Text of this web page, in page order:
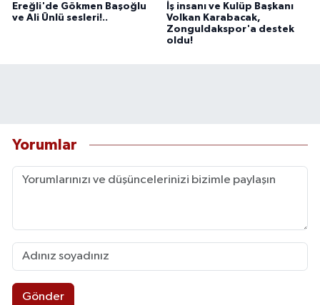
Ereğli'de Gökmen Başoğlu
ve Ali Ünlü sesleri!..
İş insanı ve Kulüp Başkanı
Volkan Karabacak,
Zonguldakspor'a destek
oldu!
Yorumlar
Gönder